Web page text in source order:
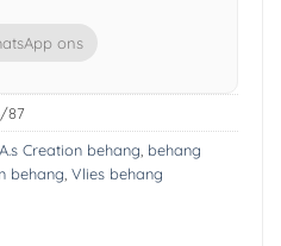
ons
87
A.s Creation behang behang
behang Vlies behang